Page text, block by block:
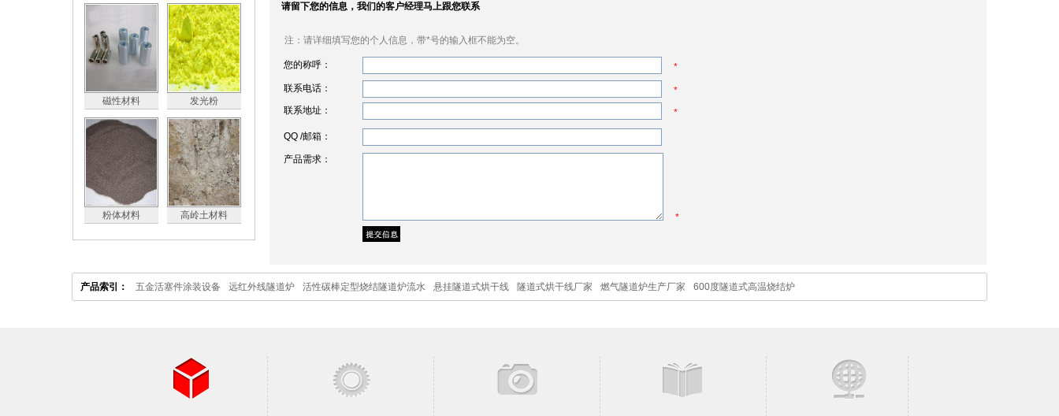
磁性材料 发光粉
粉体材料 高岭土材料
请留下您的信息，我们的客户经理马上跟您联系
注：请详细填写您的个人信息，带*号的输入框不能为空。
您的称呼：
*
联系电话：
*
联系地址：
*
QQ /邮箱：
产品需求：
*
产品索引： 五金活塞件涂装设备 远红外线隧道炉 活性碳棒定型烧结隧道炉流水 悬挂隧道式烘干线 隧道式烘干线厂家 燃气隧道炉生产厂家 600度隧道式高温烧结炉